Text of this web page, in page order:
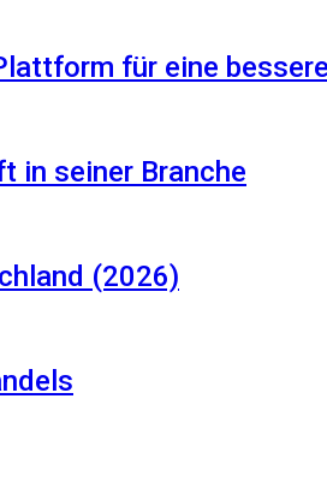
für eine
in seiner Branche
(2026)